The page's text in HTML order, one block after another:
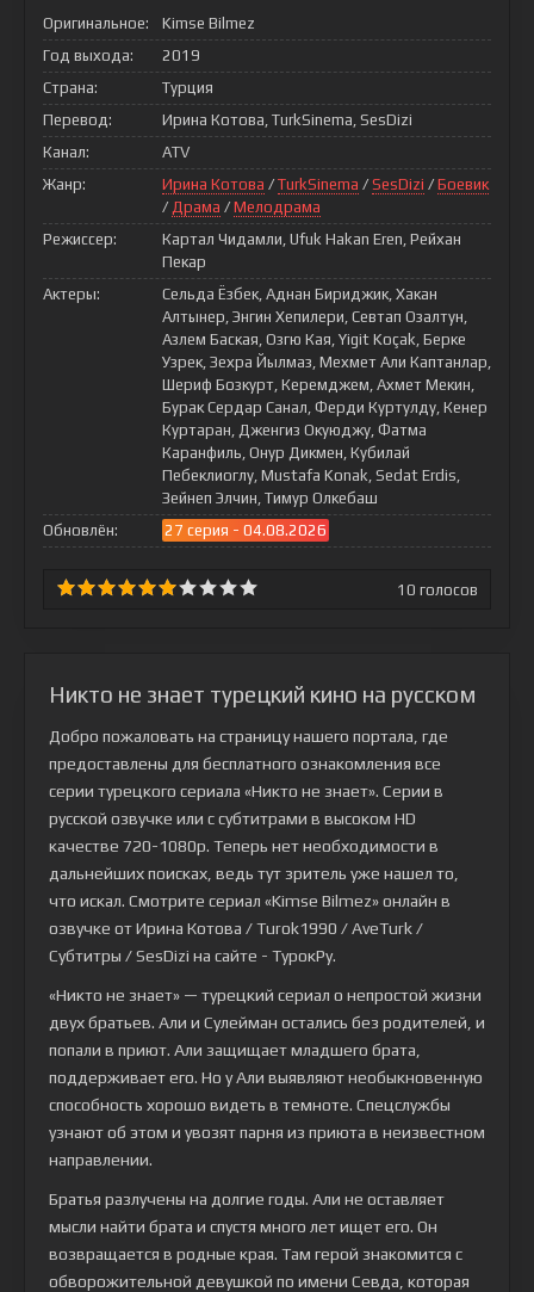
Оригинальное:
Kimse Bilmez
Год выхода:
2019
Страна:
Турция
Перевод:
Ирина Котова, TurkSinema, SesDizi
Канал:
ATV
Жанр:
Ирина Котова / TurkSinema / SesDizi / Боевик
/ Драма / Мелодрама
Режиссер:
Картал Чидамли, Ufuk Hakan Eren, Рейхан
Пекар
Актеры:
Сельда Ёзбек, Аднан Бириджик, Хакан
Алтынер, Энгин Хепилери, Севтап Озалтун,
Азлем Баская, Озгю Кая, Yigit Koçak, Берке
Узрек, Зехра Йылмаз, Мехмет Али Каптанлар,
Шериф Бозкурт, Керемджем, Ахмет Мекин,
Бурак Сердар Санал, Ферди Куртулду, Кенер
Куртаран, Дженгиз Окуюджу, Фатма
Каранфиль, Онур Дикмен, Кубилай
Пебеклиоглу, Mustafa Konak, Sedat Erdis,
Зейнеп Элчин, Тимур Олкебаш
Обновлён:
27 серия - 04.08.2026
10 голосов
Никто не знает турецкий кино на русском
Добро пожаловать на страницу нашего портала, где
предоставлены для бесплатного ознакомления все
серии турецкого сериала «Никто не знает». Серии в
русской озвучке или с субтитрами в высоком HD
качестве 720-1080p. Теперь нет необходимости в
дальнейших поисках, ведь тут зритель уже нашел то,
что искал. Смотрите сериал «Kimse Bilmez» онлайн в
озвучке от Ирина Котова / Turok1990 / AveTurk /
Субтитры / SesDizi на сайте - ТурокРу.
«Никто не знает» — турецкий сериал о непростой жизни
двух братьев. Али и Сулейман остались без родителей, и
попали в приют. Али защищает младшего брата,
поддерживает его. Но у Али выявляют необыкновенную
способность хорошо видеть в темноте. Спецслужбы
узнают об этом и увозят парня из приюта в неизвестном
направлении.
Братья разлучены на долгие годы. Али не оставляет
мысли найти брата и спустя много лет ищет его. Он
возвращается в родные края. Там герой знакомится с
обворожительной девушкой по имени Севда, которая